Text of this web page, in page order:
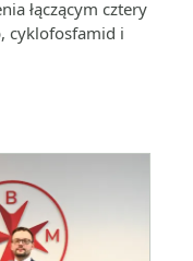
łączącym cztery
cyklofosfamid i